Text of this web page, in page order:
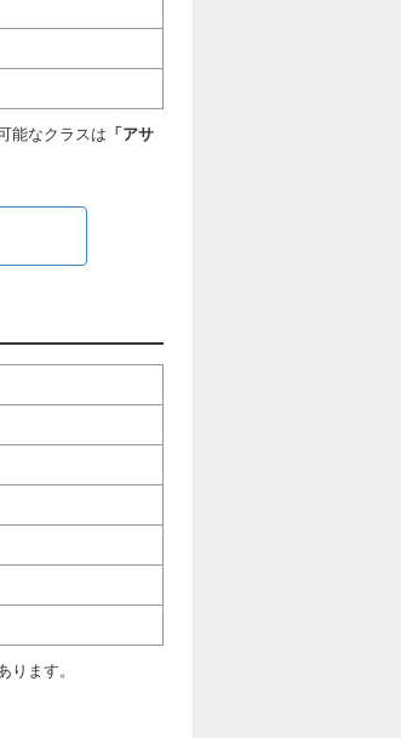
能なクラスは 「アサ
ます。